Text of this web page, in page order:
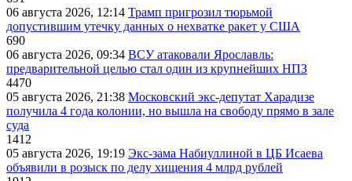
06 августа 2026, 12:14 Трамп пригрозил тюрьмой
допустившим утечку данных о нехватке ракет у США
690
06 августа 2026, 09:34 ВСУ атаковали Ярославль:
предварительной целью стал один из крупнейших НПЗ
4470
05 августа 2026, 21:38 Московский экс-депутат Харадизе
получила 4 года колонии, но вышла на свободу прямо в зале
суда
1412
05 августа 2026, 19:19 Экс-зама Набиуллиной в ЦБ Исаева
объявили в розыск по делу хищения 4 млрд рублей